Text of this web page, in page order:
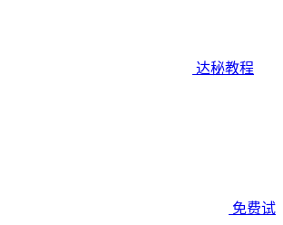
达秘教程
免费试